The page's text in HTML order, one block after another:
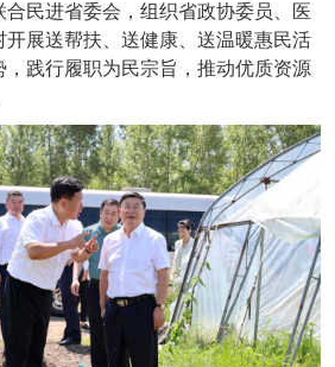
民进省委会，组织省政协委员、医
展送帮扶、送健康、送温暖惠民活
践行履职为民宗旨，推动优质资源